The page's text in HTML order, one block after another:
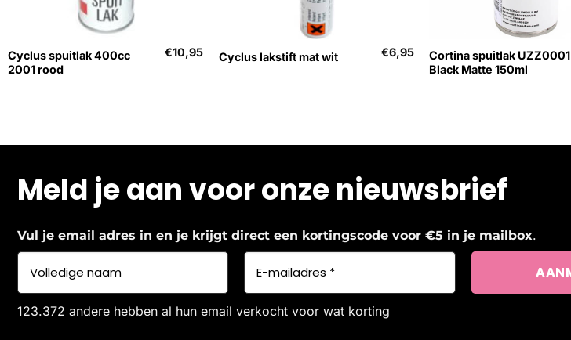
Cyclus spuitlak 400cc
2001 rood
€10,95 Cyclus lakstift mat wit €6,95
Cortina spuitlak UZZ0001
Black Matte 150ml
Meld je aan voor onze nieuwsbrief
Vul je email adres in en je krijgt direct een kortingscode voor €5 in je mailbox.
123.372 andere hebben al hun email verkocht voor wat korting